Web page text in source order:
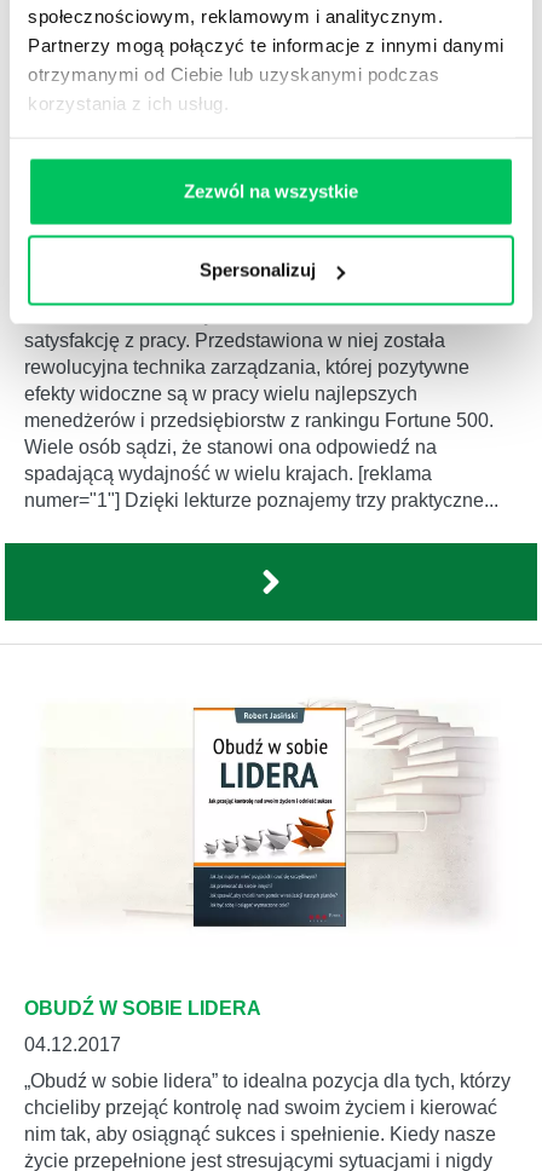
społecznościowym, reklamowym i analitycznym.
Partnerzy mogą połączyć te informacje z innymi danymi
otrzymanymi od Ciebie lub uzyskanymi podczas
korzystania z ich usług.
Zezwól na wszystkie
Spersonalizuj
„Jednominutowy menedżer” to książka, która w szybki
satysfakcję z pracy. Przedstawiona w niej została
rewolucyjna technika zarządzania, której pozytywne
efekty widoczne są w pracy wielu najlepszych
menedżerów i przedsiębiorstw z rankingu Fortune 500.
Wiele osób sądzi, że stanowi ona odpowiedź na
spadającą wydajność w wielu krajach. [reklama
numer="1"] Dzięki lekturze poznajemy trzy praktyczne...
OBUDŹ W SOBIE LIDERA
04.12.2017
„Obudź w sobie lidera” to idealna pozycja dla tych, którzy
chcieliby przejąć kontrolę nad swoim życiem i kierować
nim tak, aby osiągnąć sukces i spełnienie. Kiedy nasze
życie przepełnione jest stresującymi sytuacjami i nigdy